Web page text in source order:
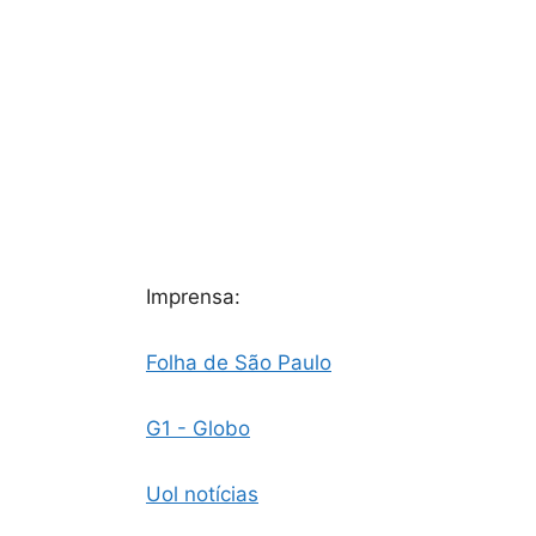
Imprensa:
Folha de São Paulo
G1 - Globo
Uol notícias